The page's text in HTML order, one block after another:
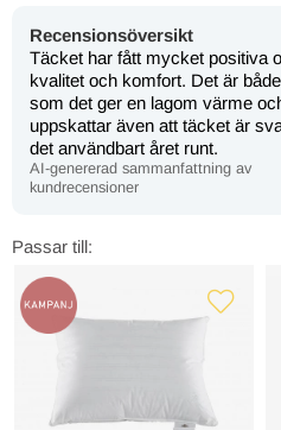
Recensionsöversikt
Täcket har fått mycket positiva
kvalitet och komfort. Det är
som det ger en lagom värme
uppskattar även att täcket är
det användbart året runt.
AI-genererad sammanfattning av
kundrecensioner
Passar till: